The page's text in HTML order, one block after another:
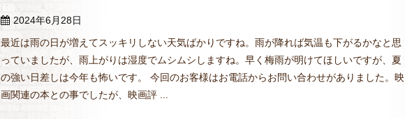
2024年6月28日
最近は雨の日が増えてスッキリしない天気ばかりですね。雨が降れば気温も下がるかなと思
っていましたが、雨上がりは湿度でムシムシしますね。早く梅雨が明けてほしいですが、夏
の強い日差しは今年も怖いです。 今回のお客様はお電話からお問い合わせがありました。映
画関連の本との事でしたが、映画評 ...